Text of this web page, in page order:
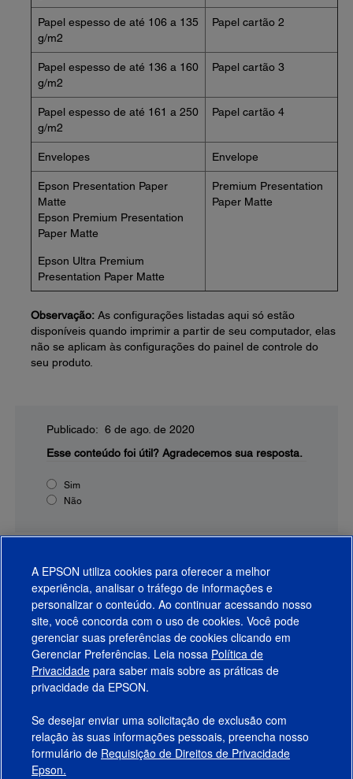
Papel espesso de até 106 a 135
g/m2
Papel cartão 2
Papel espesso de até 136 a 160
g/m2
Papel cartão 3
Papel espesso de até 161 a 250
g/m2
Papel cartão 4
Envelopes Envelope
Epson Presentation Paper
Matte
Epson Premium Presentation
Paper Matte
Epson Ultra Premium
Presentation Paper Matte
Premium Presentation
Paper Matte
Observação: As configurações listadas aqui só estão
disponíveis quando imprimir a partir de seu computador, elas
não se aplicam às configurações do painel de controle do
seu produto.
Publicado: 6 de ago. de 2020
Esse conteúdo foi útil? Agradecemos sua resposta.
Sim
Não
Produtos
Suporte
Links Sugeridos
Empresa
A EPSON utiliza cookies para oferecer a melhor
experiência, analisar o tráfego de informações e
personalizar o conteúdo. Ao continuar acessando nosso
site, você concorda com o uso de cookies. Você pode
gerenciar suas preferências de cookies clicando em
Gerenciar Preferências. Leia nossa Política de
Privacidade para saber mais sobre as práticas de
privacidade da EPSON.
Se desejar enviar uma solicitação de exclusão com
relação às suas informações pessoais, preencha nosso
formulário de Requisição de Direitos de Privacidade
Epson.